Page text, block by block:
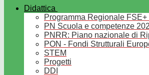
Didattica
Programma Regionale FSE+
PN Scuola e competenze
PNRR: Piano nazionale di
PON - Fondi Strutturali
STEM
Progetti
DDI